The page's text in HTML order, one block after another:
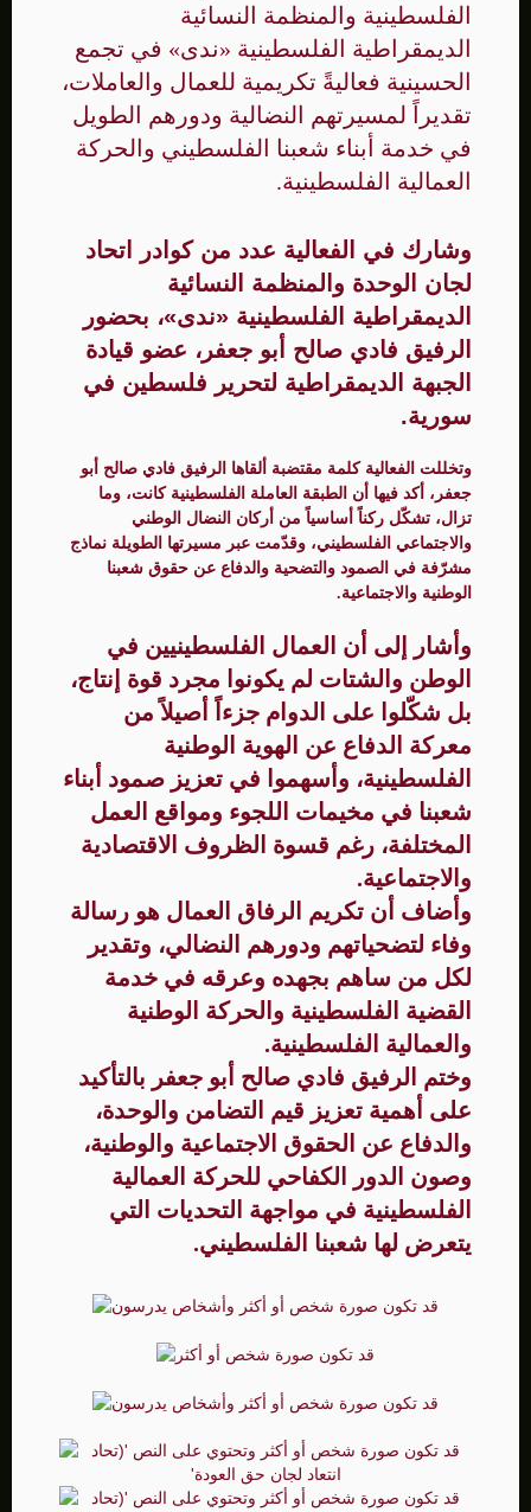
الفلسطينية والمنظمة النسائية
الديمقراطية الفلسطينية «ندى» في تجمع
الحسينية فعاليةً تكريمية للعمال والعاملات،
تقديراً لمسيرتهم النضالية ودورهم الطويل
في خدمة أبناء شعبنا الفلسطيني والحركة
العمالية الفلسطينية.
وشارك في الفعالية عدد من كوادر اتحاد
لجان الوحدة والمنظمة النسائية
الديمقراطية الفلسطينية «ندى»، بحضور
الرفيق فادي صالح أبو جعفر، عضو قيادة
الجبهة الديمقراطية لتحرير فلسطين في
سورية.
وتخللت الفعالية كلمة مقتضبة ألقاها الرفيق فادي صالح أبو
جعفر، أكد فيها أن الطبقة العاملة الفلسطينية كانت، وما
تزال، تشكّل ركناً أساسياً من أركان النضال الوطني
والاجتماعي الفلسطيني، وقدّمت عبر مسيرتها الطويلة نماذج
مشرّفة في الصمود والتضحية والدفاع عن حقوق شعبنا
الوطنية والاجتماعية.
وأشار إلى أن العمال الفلسطينيين في
الوطن والشتات لم يكونوا مجرد قوة إنتاج،
بل شكّلوا على الدوام جزءاً أصيلاً من
معركة الدفاع عن الهوية الوطنية
الفلسطينية، وأسهموا في تعزيز صمود أبناء
شعبنا في مخيمات اللجوء ومواقع العمل
المختلفة، رغم قسوة الظروف الاقتصادية
والاجتماعية.
وأضاف أن تكريم الرفاق العمال هو رسالة
وفاء لتضحياتهم ودورهم النضالي، وتقدير
لكل من ساهم بجهده وعرقه في خدمة
القضية الفلسطينية والحركة الوطنية
والعمالية الفلسطينية.
وختم الرفيق فادي صالح أبو جعفر بالتأكيد
على أهمية تعزيز قيم التضامن والوحدة،
والدفاع عن الحقوق الاجتماعية والوطنية،
وصون الدور الكفاحي للحركة العمالية
الفلسطينية في مواجهة التحديات التي
يتعرض لها شعبنا الفلسطيني.